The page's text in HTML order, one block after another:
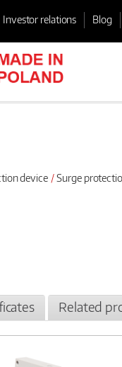
Investor relations Blog
device Surge
Related